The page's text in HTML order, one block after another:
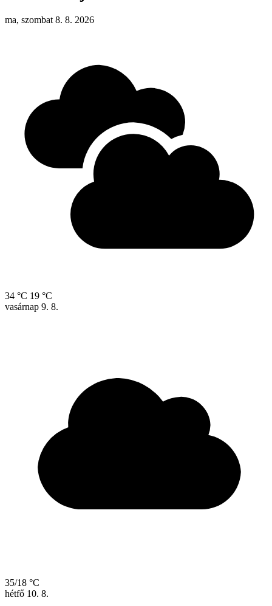
ma, szombat 8. 8. 2026
34 °C 19 °C
vasárnap 9. 8.
35/18 °C
hétfő 10. 8.